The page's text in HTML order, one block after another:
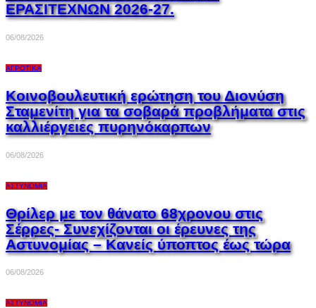
ΕΡΑΣΙΤΕΧΝΩΝ 2026-27.
06/08/2026
ΑΓΡΟΤΙΚΆ
Κοινοβουλευτική ερώτηση του Διονύση
Σταμενίτη για τα σοβαρά προβλήματα στις
καλλιέργειες πυρηνόκαρπων
06/08/2026
ΑΣΤΥΝΟΜΊΑ
Θρίλερ με τον θάνατο 68χρονου στις
Σέρρες- Συνεχίζονται οι έρευνες της
Αστυνομίας – Κανείς ύποπτος έως τώρα
06/08/2026
ΑΣΤΥΝΟΜΊΑ